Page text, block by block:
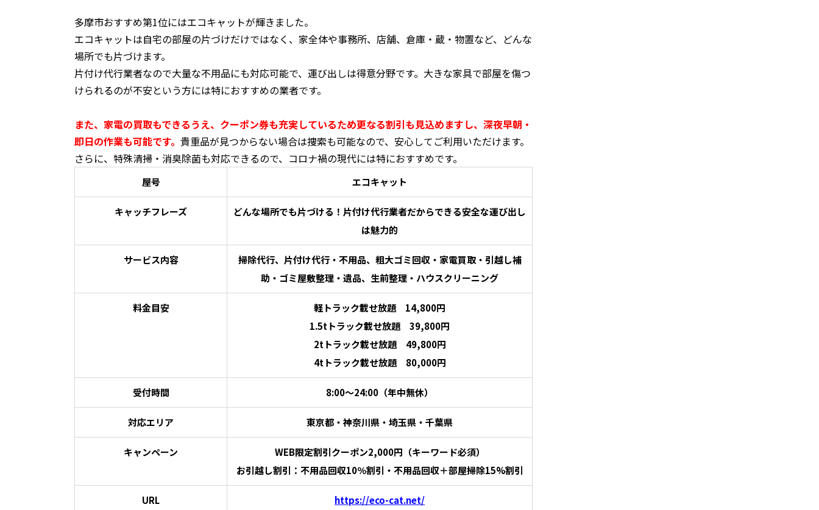
多摩市おすすめ第1位にはエコキャットが輝きました。
エコキャットは自宅の部屋の片づけだけではなく、家全体や事務所、店舗、倉庫・蔵・物置など、どんな
場所でも片づけます。
片付け代行業者なので大量な不用品にも対応可能で、運び出しは得意分野です。大きな家具で部屋を傷つ
けられるのが不安という方には特におすすめの業者です。
また、家電の買取もできるうえ、クーポン券も充実しているため更なる割引も見込めますし、深夜早朝・
即日の作業も可能です。 貴重品が見つからない場合は捜索も可能なので、安心してご利用いただけます。
さらに、特殊清掃・消臭除菌も対応できるので、コロナ禍の現代には特におすすめです。
屋号 エコキャット
キャッチフレーズ
どんな場所でも片づける！片付け代行業者だからできる安全な運び出し
は魅力的
サービス内容
掃除代行、片付け代行・不用品、粗大ゴミ回収・家電買取・引越し補
助・ゴミ屋敷整理・遺品、生前整理・ハウスクリーニング
料金目安
軽トラック載せ放題 14,800円
1.5tトラック載せ放題 39,800円
2tトラック載せ放題 49,800円
4tトラック載せ放題 80,000円
受付時間 8:00〜24:00（年中無休）
対応エリア 東京都・神奈川県・埼玉県・千葉県
キャンペーン
WEB限定割引クーポン2,000円（キーワード必須）
お引越し割引：不用品回収10％割引・不用品回収＋部屋掃除15%割引
URL https://eco-cat.net/